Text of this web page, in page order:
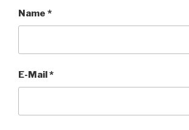
Name *
E-Mail*